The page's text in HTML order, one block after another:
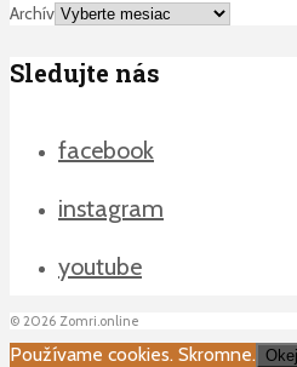
Archív
Sledujte nás
facebook
instagram
youtube
© 2026 Zomri.online
Používame cookies. Skromne. Okej